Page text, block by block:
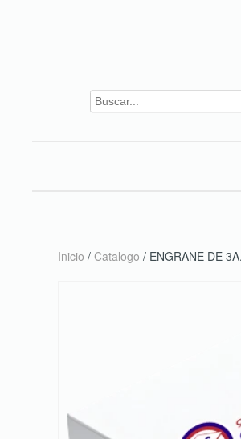
Inicio / Catalogo / ENGRANE DE